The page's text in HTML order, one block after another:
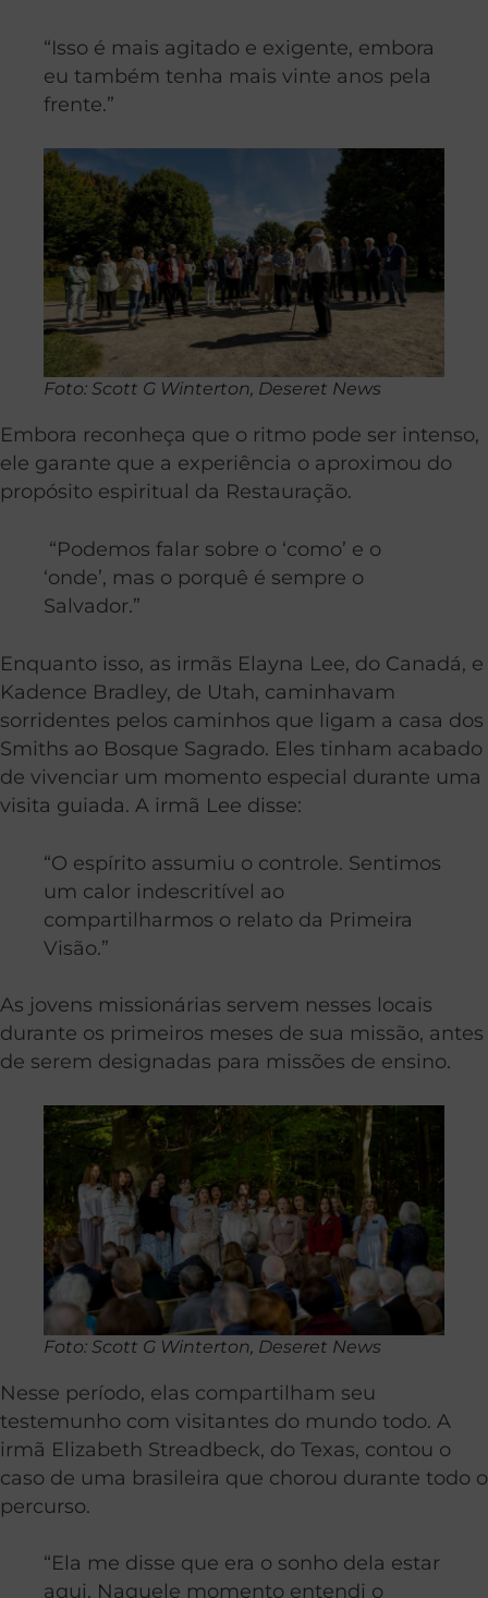
“Isso é mais agitado e exigente, embora
eu também tenha mais vinte anos pela
frente.”
Foto: Scott G Winterton, Deseret News
Embora reconheça que o ritmo pode ser intenso,
ele garante que a experiência o aproximou do
propósito espiritual da Restauração.
“Podemos falar sobre o ‘como’ e o
‘onde’, mas o porquê é sempre o
Salvador.”
Enquanto isso, as irmãs Elayna Lee, do Canadá, e
Kadence Bradley, de Utah, caminhavam
sorridentes pelos caminhos que ligam a casa dos
Smiths ao Bosque Sagrado. Eles tinham acabado
de vivenciar um momento especial durante uma
visita guiada. A irmã Lee disse:
“O espírito assumiu o controle. Sentimos
um calor indescritível ao
compartilharmos o relato da Primeira
Visão.”
As jovens missionárias servem nesses locais
durante os primeiros meses de sua missão, antes
de serem designadas para missões de ensino.
Foto: Scott G Winterton, Deseret News
Nesse período, elas compartilham seu
testemunho com visitantes do mundo todo. A
irmã Elizabeth Streadbeck, do Texas, contou o
caso de uma brasileira que chorou durante todo o
percurso.
“Ela me disse que era o sonho dela estar
aqui. Naquele momento entendi o